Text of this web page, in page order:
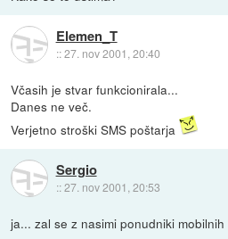
Elemen_T
::27. nov 2001, 20:40
Včasih je stvar funkcionirala...
Danes ne več.
Verjetno stroški SMS poštarja
Sergio
::27. nov 2001, 20:53
ja... zal se z nasimi ponudniki